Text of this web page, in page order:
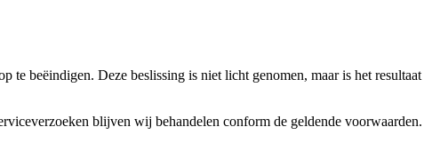
te beëindigen. Deze beslissing is niet licht genomen, maar is het resultaat
blijven wij behandelen conform de geldende voorwaarden.